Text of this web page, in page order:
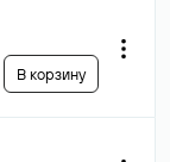
В корзину